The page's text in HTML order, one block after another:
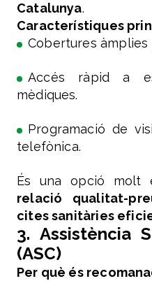
Catalunya.
Característiques
Cobertures
Accés ràpid a
mèdiques.
Programació de
telefònica.
És una opció molt
relació qualitat-
cites sanitàries
3. Assistència
(ASC)
Per què és